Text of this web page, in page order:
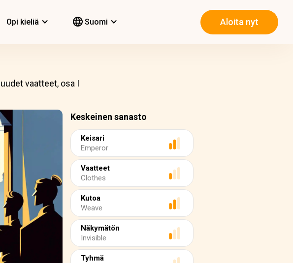
Opi kieliä Suomi Aloita nyt
vaatteet, osa I
Keskeinen sanasto
Keisari
Emperor
Vaatteet
Clothes
Kutoa
Weave
Näkymätön
Invisible
Tyhmä